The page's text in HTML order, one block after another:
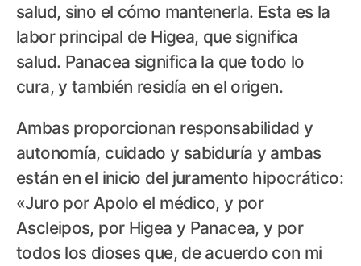
salud, sino el cómo mantenerla. Esta es la
labor principal de Higea, que significa
salud. Panacea significa la que todo lo
cura, y también residía en el origen.
Ambas proporcionan responsabilidad y
autonomía, cuidado y sabiduría y ambas
están en el inicio del juramento hipocrático:
«Juro por Apolo el médico, y por
Ascleipos, por Higea y Panacea, y por
todos los dioses que, de acuerdo con mi